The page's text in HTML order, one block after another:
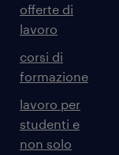
offerte di
lavoro
corsi di
formazione
lavoro per
studenti e
non solo